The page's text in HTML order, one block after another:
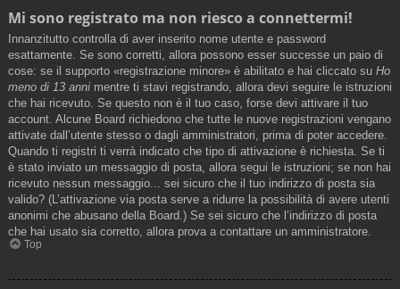
Mi sono registrato ma non riesco a connettermi!
Innanzitutto controlla di aver inserito nome utente e password
esattamente. Se sono corretti, allora possono esser successe un paio di
cose: se il supporto «registrazione minore» è abilitato e hai cliccato su Ho
meno di 13 anni mentre ti stavi registrando, allora devi seguire le istruzioni
che hai ricevuto. Se questo non è il tuo caso, forse devi attivare il tuo
account. Alcune Board richiedono che tutte le nuove registrazioni vengano
attivate dall’utente stesso o dagli amministratori, prima di poter accedere.
Quando ti registri ti verrà indicato che tipo di attivazione è richiesta. Se ti
è stato inviato un messaggio di posta, allora segui le istruzioni; se non hai
ricevuto nessun messaggio... sei sicuro che il tuo indirizzo di posta sia
valido? (L’attivazione via posta serve a ridurre la possibilità di avere utenti
anonimi che abusano della Board.) Se sei sicuro che l’indirizzo di posta
che hai usato sia corretto, allora prova a contattare un amministratore.
Top